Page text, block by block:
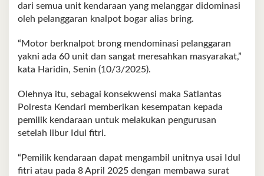
dari semua unit kendaraan yang melanggar didominasi
oleh pelanggaran knalpot bogar alias bring.
“Motor berknalpot brong mendominasi pelanggaran
yakni ada 60 unit dan sangat meresahkan masyarakat,”
kata Haridin, Senin (10/3/2025).
Olehnya itu, sebagai konsekwensi maka Satlantas
Polresta Kendari memberikan kesempatan kepada
pemilik kendaraan untuk melakukan pengurusan
setelah libur Idul fitri.
“Pemilik kendaraan dapat mengambil unitnya usai Idul
fitri atau pada 8 April 2025 dengan membawa surat